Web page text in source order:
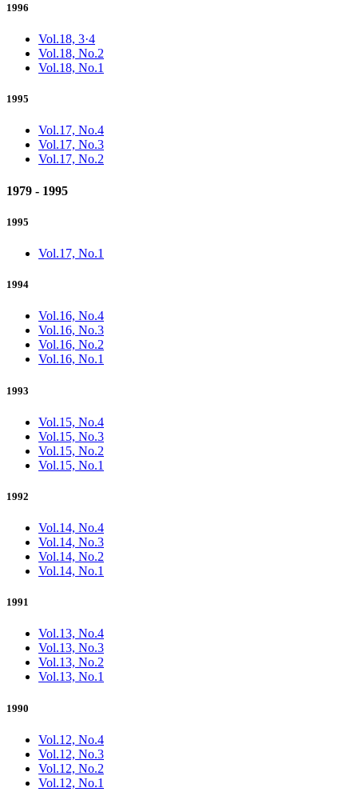
1996
Vol.18, 3·4
Vol.18, No.2
Vol.18, No.1
1995
Vol.17, No.4
Vol.17, No.3
Vol.17, No.2
1979 - 1995
1995
Vol.17, No.1
1994
Vol.16, No.4
Vol.16, No.3
Vol.16, No.2
Vol.16, No.1
1993
Vol.15, No.4
Vol.15, No.3
Vol.15, No.2
Vol.15, No.1
1992
Vol.14, No.4
Vol.14, No.3
Vol.14, No.2
Vol.14, No.1
1991
Vol.13, No.4
Vol.13, No.3
Vol.13, No.2
Vol.13, No.1
1990
Vol.12, No.4
Vol.12, No.3
Vol.12, No.2
Vol.12, No.1